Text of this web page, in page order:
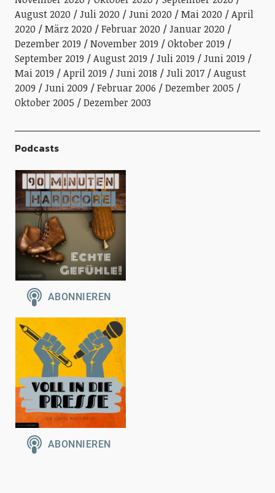
August 2020
Juli 2020 Juni 2020 Mai 2020
April
2020
März 2020 Februar 2020
Januar 2020
Dezember 2019
November 2019
Oktober 2019
September 2019
August 2019 Juli 2019
Juni 2019
Mai 2019
April 2019 Juni 2018 Juli 2017
August
2009
Juni 2009 Februar 2006
Dezember 2005
Oktober 2005
Dezember 2003
Podcasts